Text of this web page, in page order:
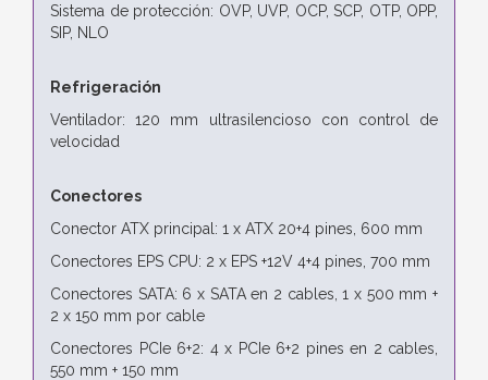
Sistema de protección: OVP, UVP, OCP, SCP, OTP, OPP,
SIP, NLO
Refrigeración
Ventilador: 120 mm ultrasilencioso con control de
velocidad
Conectores
Conector ATX principal: 1 x ATX 20+4 pines, 600 mm
Conectores EPS CPU: 2 x EPS +12V 4+4 pines, 700 mm
Conectores SATA: 6 x SATA en 2 cables, 1 x 500 mm +
2 x 150 mm por cable
Conectores PCIe 6+2: 4 x PCIe 6+2 pines en 2 cables,
550 mm + 150 mm